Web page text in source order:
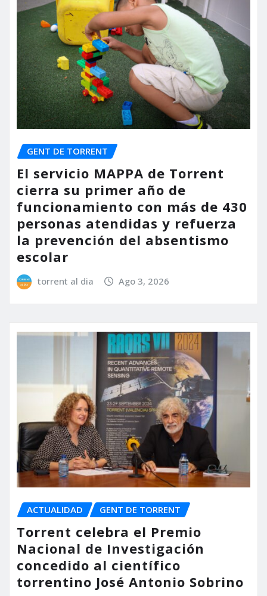
GENT DE TORRENT
El servicio MAPPA de Torrent
cierra su primer año de
funcionamiento con más de 430
personas atendidas y refuerza
la prevención del absentismo
escolar
torrent al dia Ago 3, 2026
ACTUALIDAD GENT DE TORRENT
Torrent celebra el Premio
Nacional de Investigación
concedido al científico
torrentino José Antonio Sobrino